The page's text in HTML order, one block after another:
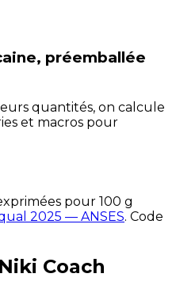
préemballée
quantités, on calcule
et macros pour
pour 100 g
2025 — ANSES. Code
Coach